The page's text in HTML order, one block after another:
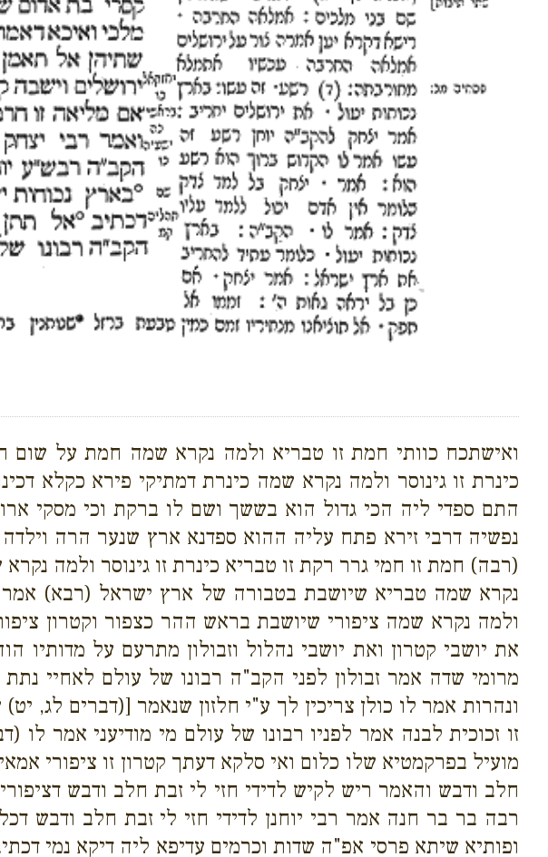
ואישתכח כוותי חמת זו טבריא ולמה נקרא שמה חמת על שום
כינרת זו גינוסר ולמה נקרא שמה כינרת דמתיקי פירא כקלא
התם ספדי ליה הכי גדול הוא בששך ושם לו ברקת וכי מסקי
נפשיה דרבי זירא פתח עליה ההוא ספדנא ארץ שנער הרה
(רבה) חמת זו חמי גרר רקת זו טבריא כינרת זו גינוסר ולמה
נקרא שמה טבריא שיושבת בטבורה של ארץ ישראל (רבא) אמר
ולמה נקרא שמה ציפורי שיושבת בראש ההר כצפור וקטרון
את יושבי קטרון ואת יושבי נהלול וזבולון מתרעם על
מרומי שדה אמר זבולון לפני הקב"ה רבונו של עולם לאחיי
ונהרות אמר לו כולן צריכין לך ע"י חלזון שנאמר [(דברים לג,
זו זכוכית לבנה אמר לפניו רבונו של עולם מי מודיעני אמר
מועיל בפרקמטיא שלו כלום ואי סלקא דעתך קטרון זו ציפורי
חלב ודבש והאמר ריש לקיש לדידי חזי לי זבת חלב ודבש
רבה בר בר חנה אמר רבי יוחנן לדידי חזי לי זבת חלב ודבש
ופותיא שיתא פרסי אפ"ה שדות וכרמים עדיפא ליה דיקא נמי